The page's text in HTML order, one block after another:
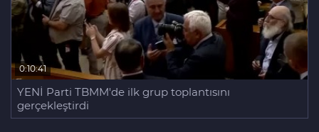
0:10:41
YENİ Parti TBMM'de ilk grup toplantısını
gerçekleştirdi